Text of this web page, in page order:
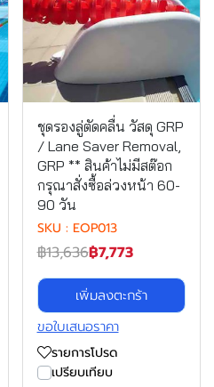
ชุดรองลู่ตัดคลื่น วัสดุ GRP
/ Lane Saver Removal,
GRP ** สินค้าไม่มีสต๊อก
กรุณาสั่งซื้อล่วงหน้า 60-
90 วัน
SKU : EOP013
฿13,636฿7,773
เพิ่มลงตะกร้า
ขอใบเสนอราคา
รายการโปรด
เปรียบเทียบ